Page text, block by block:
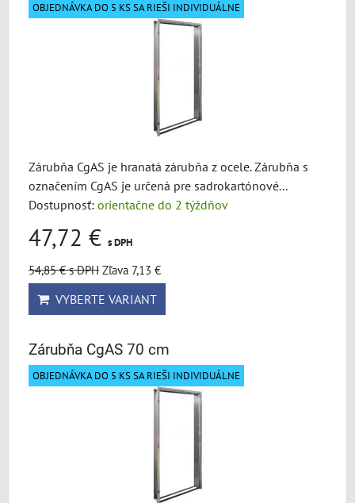
OBJEDNÁVKA DO 5 KS SA RIEŠI INDIVIDUÁLNE
Zárubňa CgAS je hranatá zárubňa z ocele. Zárubňa s
označením CgAS je určená pre sadrokartónové...
Dostupnosť: orientačne do 2 týždňov
47,72 € s DPH
54,85 €s DPH Zľava 7,13 €
VYBERTE VARIANT
Zárubňa CgAS 70 cm
OBJEDNÁVKA DO 5 KS SA RIEŠI INDIVIDUÁLNE